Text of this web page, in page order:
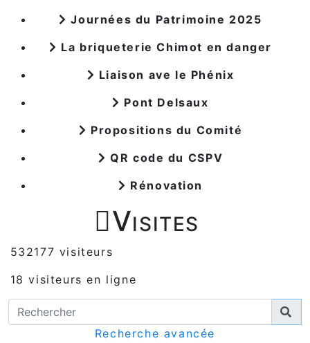
Journées du Patrimoine 2025
La briqueterie Chimot en danger
Liaison ave le Phénix
Pont Delsaux
Propositions du Comité
QR code du CSPV
Rénovation
Visites
532177 visiteurs
18 visiteurs en ligne
Recherche avancée